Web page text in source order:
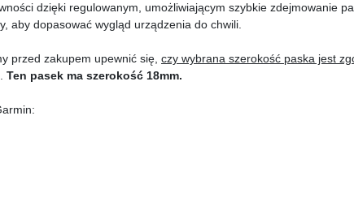
dzięki regulowanym, umożliwiającym szybkie zdejmowanie
aby dopasować wygląd urządzenia do chwili.
przed zakupem upewnić się, czy wybrana szerokość paska jest
Ten pasek ma szerokość 18mm.